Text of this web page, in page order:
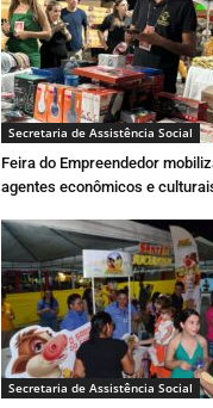
Secretaria de Assistência Social
Feira do Empreendedor
agentes econômicos e
Secretaria de Assistência Social